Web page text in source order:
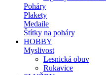
Poháry
Plakety
Medaile
Štítky na poháry
HOBBY
Myslivost
Lesnická obuv
Rukavice